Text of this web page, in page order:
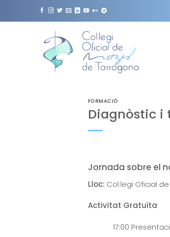
FORMACIÓ
Diagnòstic
Jornada sobre el
Lloc: Col·legi Oficial
Activitat Gratuïta
17:00